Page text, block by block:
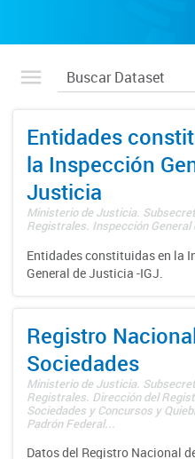
Entidades
la Inspección
Justicia
Ministerio de Justicia.
Registrales. Inspección
Entidades constituidas en la
General de Justicia -IGJ.
Registro
Sociedades
Ministerio de Justicia.
Registrales. Dirección del
Sociedades y Concursos y
Padrón Federal...
Datos del Registro Nacional